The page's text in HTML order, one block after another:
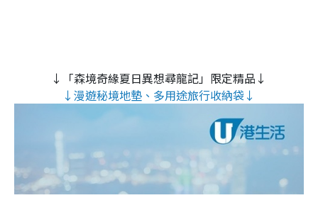
↓「森境奇緣夏日異想尋龍記」限定精品↓
↓漫遊秘境地墊、多用途旅行收納袋↓